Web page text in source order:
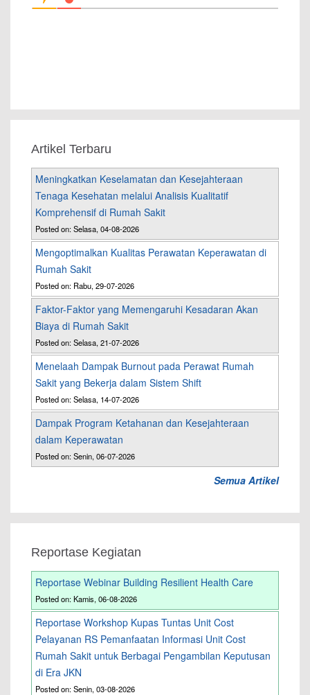
Artikel Terbaru
Meningkatkan Keselamatan dan Kesejahteraan
Tenaga Kesehatan melalui Analisis Kualitatif
Komprehensif di Rumah Sakit
Posted on: Selasa, 04-08-2026
Mengoptimalkan Kualitas Perawatan Keperawatan di
Rumah Sakit
Posted on: Rabu, 29-07-2026
Faktor-Faktor yang Memengaruhi Kesadaran Akan
Biaya di Rumah Sakit
Posted on: Selasa, 21-07-2026
Menelaah Dampak Burnout pada Perawat Rumah
Sakit yang Bekerja dalam Sistem Shift
Posted on: Selasa, 14-07-2026
Dampak Program Ketahanan dan Kesejahteraan
dalam Keperawatan
Posted on: Senin, 06-07-2026
Semua Artikel
Reportase Kegiatan
Reportase Webinar Building Resilient Health Care
Posted on: Kamis, 06-08-2026
Reportase Workshop Kupas Tuntas Unit Cost
Pelayanan RS Pemanfaatan Informasi Unit Cost
Rumah Sakit untuk Berbagai Pengambilan Keputusan
di Era JKN
Posted on: Senin, 03-08-2026